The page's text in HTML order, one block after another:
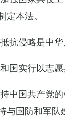
本法。
抗侵略是中
国实行以志
中国共产党
与国防和军